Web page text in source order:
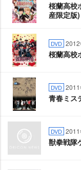
桜蘭高校
産限定版)
DVD
桜蘭高校
DVD
青春ミス
DVD
獣拳戦隊